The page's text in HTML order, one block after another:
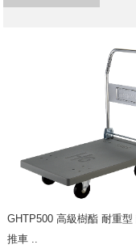
GHTP500 高級樹酯 耐重型
推車 ..